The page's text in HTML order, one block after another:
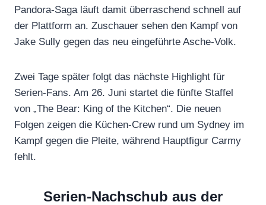
Pandora-Saga läuft damit überraschend schnell auf
der Plattform an. Zuschauer sehen den Kampf von
Jake Sully gegen das neu eingeführte Asche-Volk.
Zwei Tage später folgt das nächste Highlight für
Serien-Fans. Am 26. Juni startet die fünfte Staffel
von „The Bear: King of the Kitchen“. Die neuen
Folgen zeigen die Küchen-Crew rund um Sydney im
Kampf gegen die Pleite, während Hauptfigur Carmy
fehlt.
Serien-Nachschub aus der